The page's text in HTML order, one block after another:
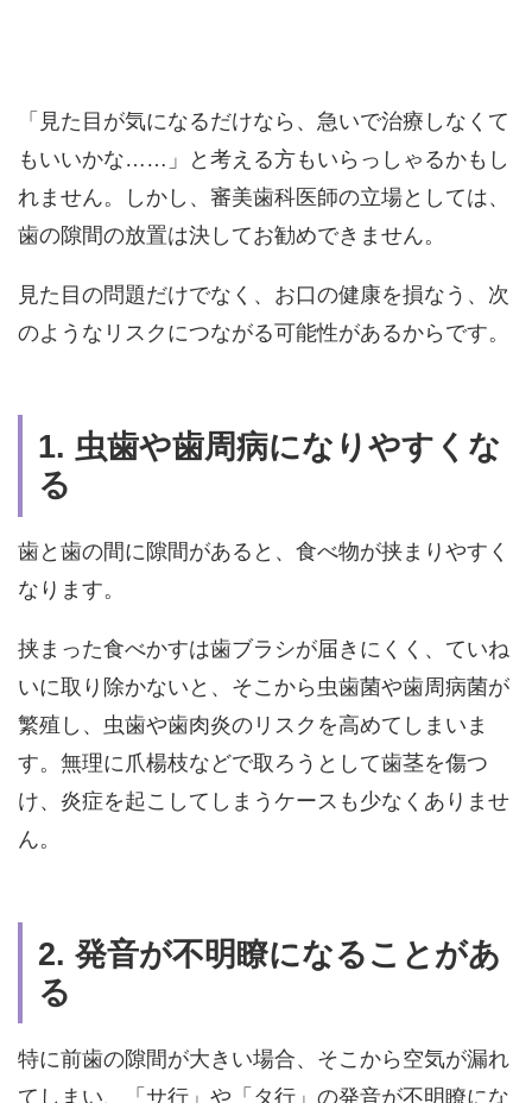
「見た目が気になるだけなら、急いで治療しなくて
もいいかな……」と考える方もいらっしゃるかもし
れません。しかし、審美歯科医師の立場としては、
歯の隙間の放置は決してお勧めできません。
見た目の問題だけでなく、お口の健康を損なう、次
のようなリスクにつながる可能性があるからです。
1. 虫歯や歯周病になりやすくな
る
歯と歯の間に隙間があると、食べ物が挟まりやすく
なります。
挟まった食べかすは歯ブラシが届きにくく、ていね
いに取り除かないと、そこから虫歯菌や歯周病菌が
繁殖し、虫歯や歯肉炎のリスクを高めてしまいま
す。無理に爪楊枝などで取ろうとして歯茎を傷つ
け、炎症を起こしてしまうケースも少なくありませ
ん。
2. 発音が不明瞭になることがあ
る
特に前歯の隙間が大きい場合、そこから空気が漏れ
てしまい、「サ行」や「タ行」の発音が不明瞭にな